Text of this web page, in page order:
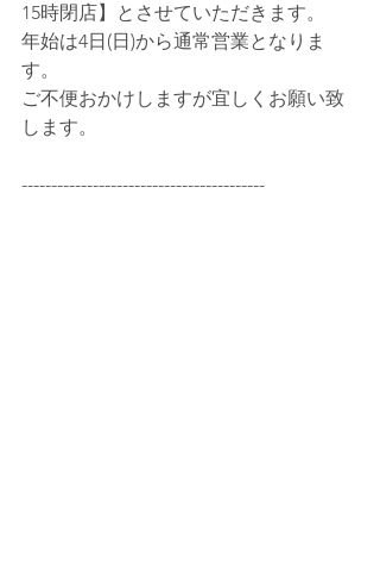
15時閉店】とさせていただきます。
年始は4日(日)から通常営業となりま
す。
ご不便おかけしますが宜しくお願い致
します。
-----------------------------------------